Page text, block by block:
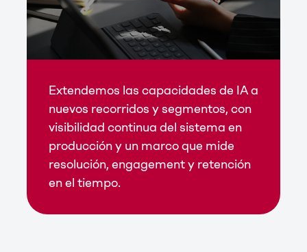
Extendemos las capacidades de IA a
nuevos recorridos y segmentos, con
visibilidad continua del sistema en
producción y un marco que mide
resolución, engagement y retención
en el tiempo.